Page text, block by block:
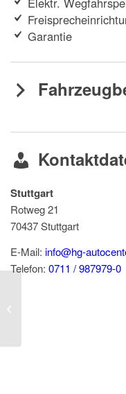
Garantie
Stuttgart
Rotweg 21
70437Stuttgart
E-Mail: info@hg-
Telefon: 0711 / 987979-0